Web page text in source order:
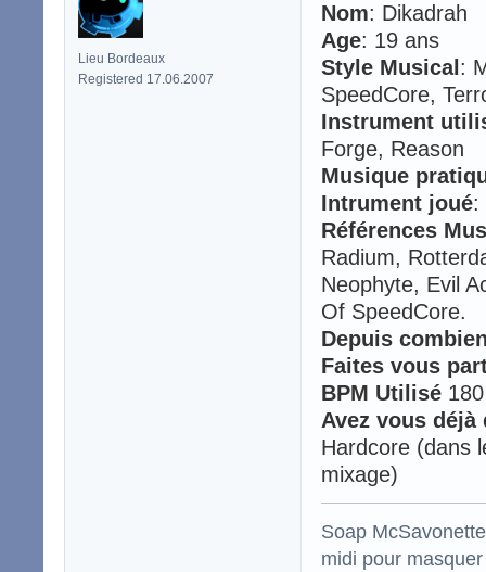
Lieu Bordeaux
Registered 17.06.2007
Nom: Dikadrah
Age: 19 ans
Style Musical :
SpeedCore,
Instrument
Forge, Reason
Musique
Intrument joué:
Références
Radium,
Neophyte, Evil
Of SpeedCore.
Depuis
Faites vous
BPM Utilisé
Avez vous déjà
Hardcore (dans
mixage)
Soap
midi pour